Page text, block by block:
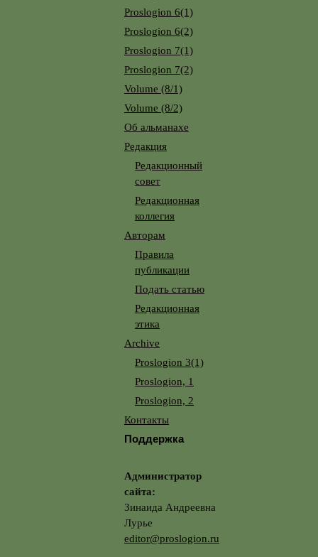
Proslogion 6(1)
Proslogion 6(2)
Proslogion 7(1)
Proslogion 7(2)
Volume (8/1)
Volume (8/2)
Об альманахе
Редакция
Редакционный
совет
Редакционная
коллегия
Авторам
Правила
публикации
Подать статью
Редакционная
этика
Archive
Proslogion 3(1)
Proslogion, 1
Proslogion, 2
Контакты
Поддержка
Администратор
сайта:
Зинаида Андреевна
Лурье
editor@proslogion.ru